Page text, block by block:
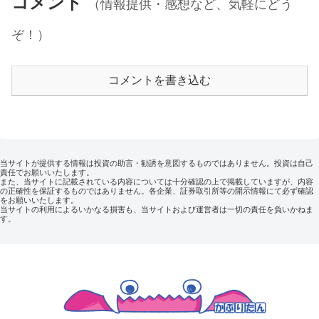
ぞ！）
コメントを書き込む
当サイトが提供する情報は投資の助言・勧誘を意図するものではありません。投資は自己
責任でお願いいたします。
また、当サイトに記載されている内容については十分確認の上で掲載していますが、内容
の正確性を保証するものではありません。各企業、証券取引所等の開示情報にて必ず確認
をお願いいたします。
当サイトの利用によるいかなる損害も、当サイトおよび運営者は一切の責任を負いかねま
す。